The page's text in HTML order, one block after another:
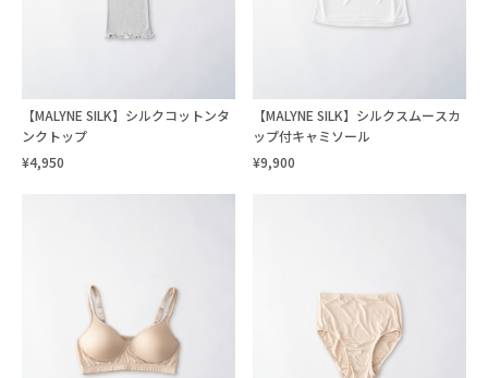
【MALYNE SILK】シルクコットンタ
ンクトップ
¥4,950
【MALYNE SILK】シルクスムースカ
ップ付キャミソール
¥9,900